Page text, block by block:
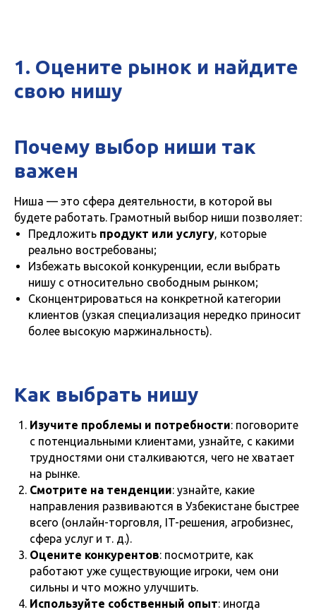
1. Оцените рынок и найдите
свою нишу
Почему выбор ниши так
важен
Ниша — это сфера деятельности, в которой вы
будете работать. Грамотный выбор ниши позволяет:
Предложить продукт или услугу , которые
реально востребованы;
Избежать высокой конкуренции, если выбрать
нишу с относительно свободным рынком;
Сконцентрироваться на конкретной категории
клиентов (узкая специализация нередко приносит
более высокую маржинальность).
Как выбрать нишу
Изучите проблемы и потребности: поговорите
с потенциальными клиентами, узнайте, с какими
трудностями они сталкиваются, чего не хватает
на рынке.
Смотрите на тенденции: узнайте, какие
направления развиваются в Узбекистане быстрее
всего (онлайн-торговля, IT-решения, агробизнес,
сфера услуг и т. д.).
Оцените конкурентов: посмотрите, как
работают уже существующие игроки, чем они
сильны и что можно улучшить.
Используйте собственный опыт: иногда